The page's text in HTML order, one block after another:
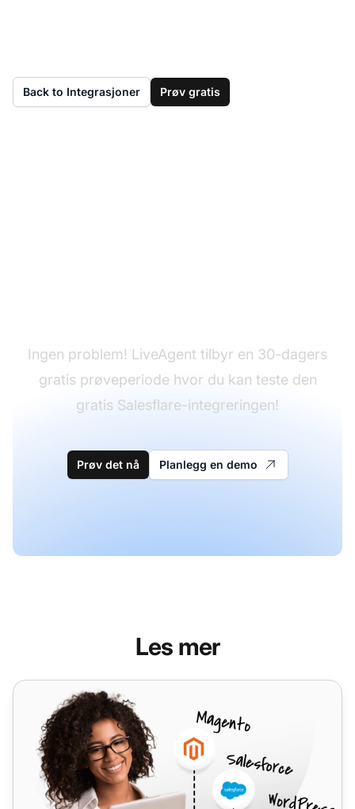
Back to Integrasjoner Prøv gratis
Ingen problem! LiveAgent tilbyr en 30-dagers
gratis prøveperiode hvor du kan teste den
gratis Salesflare-integreringen!
Prøv det nå Planlegg en demo
Les mer
Salesforce